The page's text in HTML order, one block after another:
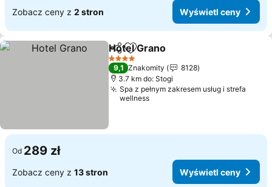
Zobacz ceny z 2 stron Wyświetl ceny
Udostępnij
Dodaj do ulubionych
Hotel Grano
4 Kategoria
9,1 Znakomity
8128
3.7 km do: Stogi
Spa z pełnym zakresem usług i strefa
wellness
Od 289 zł
Zobacz ceny z 13 stron Wyświetl ceny